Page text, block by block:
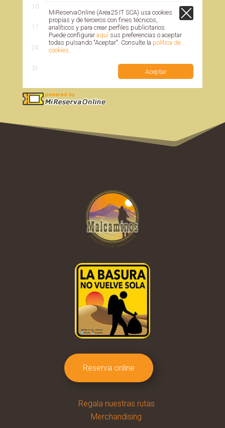
Reserva online
Regala nuestras rutas
Merchandising